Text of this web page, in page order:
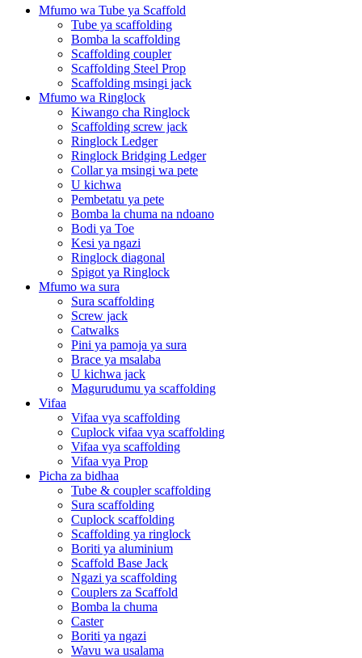
Mfumo wa Tube ya Scaffold
Tube ya scaffolding
Bomba la scaffolding
Scaffolding coupler
Scaffolding Steel Prop
Scaffolding msingi jack
Mfumo wa Ringlock
Kiwango cha Ringlock
Scaffolding screw jack
Ringlock Ledger
Ringlock Bridging Ledger
Collar ya msingi wa pete
U kichwa
Pembetatu ya pete
Bomba la chuma na ndoano
Bodi ya Toe
Kesi ya ngazi
Ringlock diagonal
Spigot ya Ringlock
Mfumo wa sura
Sura scaffolding
Screw jack
Catwalks
Pini ya pamoja ya sura
Brace ya msalaba
U kichwa jack
Magurudumu ya scaffolding
Vifaa
Vifaa vya scaffolding
Cuplock vifaa vya scaffolding
Vifaa vya scaffolding
Vifaa vya Prop
Picha za bidhaa
Tube & coupler scaffolding
Sura scaffolding
Cuplock scaffolding
Scaffolding ya ringlock
Boriti ya aluminium
Scaffold Base Jack
Ngazi ya scaffolding
Couplers za Scaffold
Bomba la chuma
Caster
Boriti ya ngazi
Wavu wa usalama